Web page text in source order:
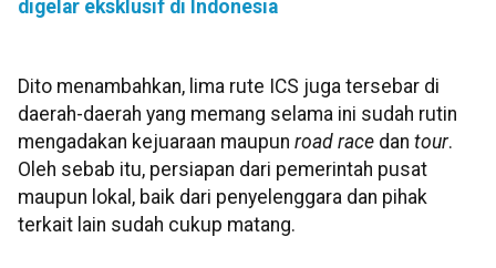
digelar eksklusif di Indonesia
Dito menambahkan, lima rute ICS juga tersebar di
daerah-daerah yang memang selama ini sudah rutin
mengadakan kejuaraan maupun road race dan tour.
Oleh sebab itu, persiapan dari pemerintah pusat
maupun lokal, baik dari penyelenggara dan pihak
terkait lain sudah cukup matang.